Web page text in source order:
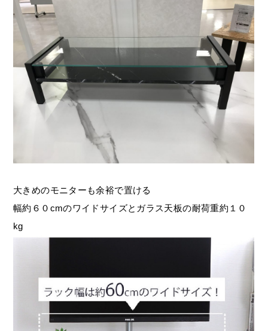
大きめのモニターも余裕で置ける
幅約６０cmのワイドサイズとガラス天板の耐荷重約１０
kg